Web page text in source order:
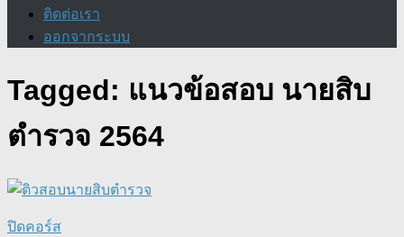
ติดต่อเรา
ออกจากระบบ
Tagged: แนวข้อสอบ นายสิบ
ตำรวจ 2564
ปิดคอร์ส